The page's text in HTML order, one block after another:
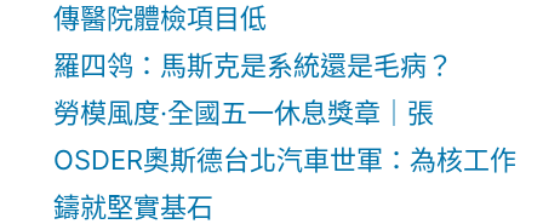
傳醫院體檢項目低
羅四鸰：馬斯克是系統還是毛病？
勞模風度·全國五一休息獎章｜張
OSDER奧斯德台北汽車世軍：為核工作
鑄就堅實基石